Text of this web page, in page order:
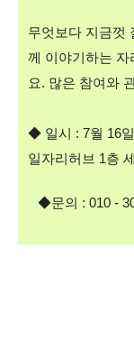
무엇보다 지금껏
께 이야기하는 자
요. 많은 참여와
◆ 일시 : 7월 16
일자리허브 1층
◆문의 : 010 -